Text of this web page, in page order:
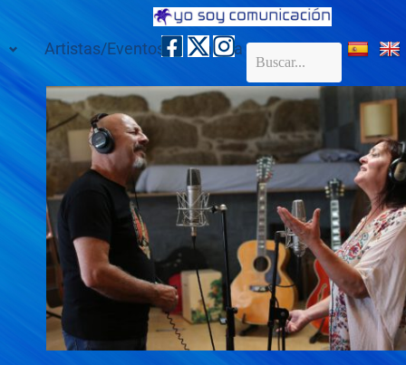
Artistas/Eventos Galería Contacto